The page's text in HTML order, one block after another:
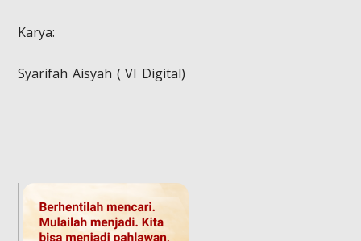
Karya:
Syarifah Aisyah ( VI Digital)